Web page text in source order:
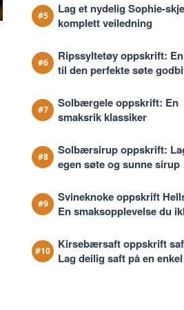
Lag et nydelig Sophie-
komplett veiledning
Ripssyltetøy oppskrift:
til den perfekte søte
Solbærgele oppskrift: En
smaksrik klassiker
Solbærsirup oppskrift:
egen søte og sunne sirup
Svineknoke oppskrift
En smaksopplevelse du
Kirsebærsaft oppskrift
Lag deilig saft på en